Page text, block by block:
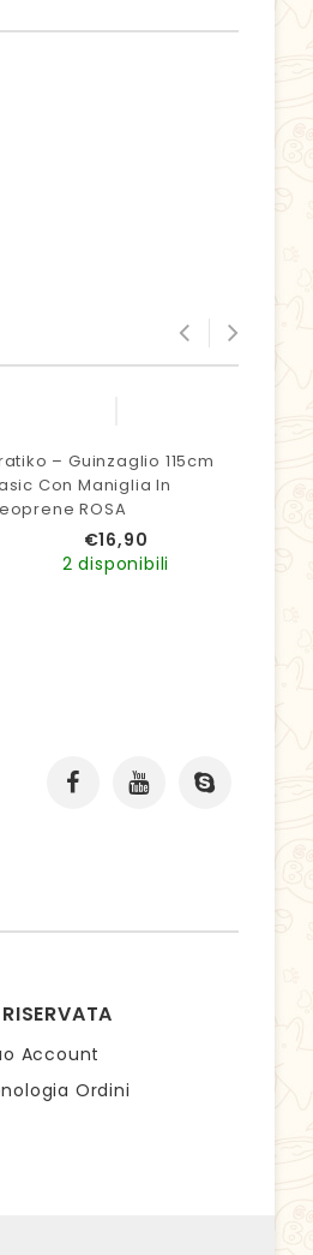
– Guinzaglio 115cm
Con Maniglia In
ROSA
€16,90
2 disponibili
Account
Ordini